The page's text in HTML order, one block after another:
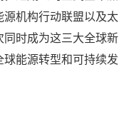
机构行动联盟以及太
时成为这三大全球新
能源转型和可持续发